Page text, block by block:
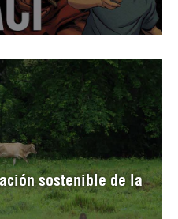
sostenible de la